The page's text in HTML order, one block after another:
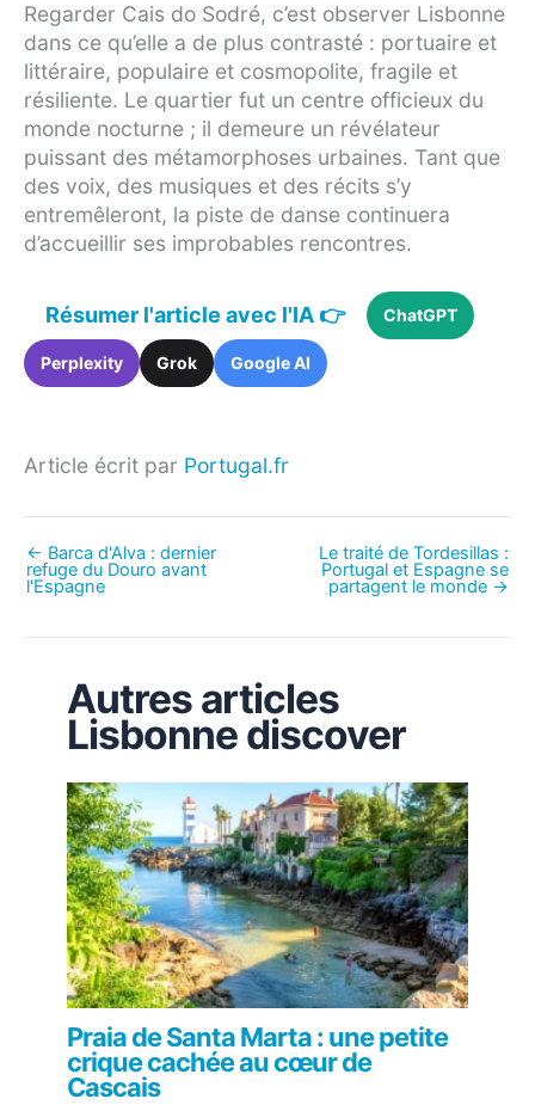
Regarder Cais do Sodré, c’est observer Lisbonne
dans ce qu’elle a de plus contrasté : portuaire et
littéraire, populaire et cosmopolite, fragile et
résiliente. Le quartier fut un centre officieux du
monde nocturne ; il demeure un révélateur
puissant des métamorphoses urbaines. Tant que
des voix, des musiques et des récits s’y
entremêleront, la piste de danse continuera
d’accueillir ses improbables rencontres.
Résumer l'article avec l'IA 👉 ChatGPT
Perplexity Grok Google AI
Article écrit par Portugal.fr
← Barca d'Alva : dernier
refuge du Douro avant
l'Espagne
Le traité de Tordesillas :
Portugal et Espagne se
partagent le monde →
Autres articles
Lisbonne discover
Praia de Santa Marta : une petite
crique cachée au cœur de
Cascais